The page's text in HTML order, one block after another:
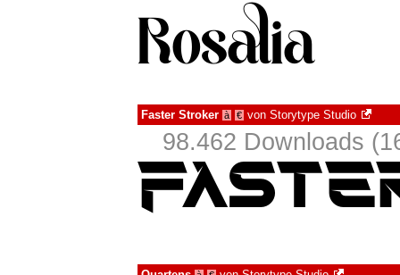
Faster Stroker à € von Storytype Studio
98.462 Downloads